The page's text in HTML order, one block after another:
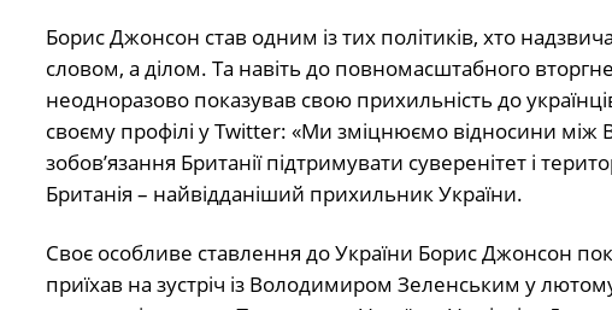
Борис Джонсон став одним із тих політиків, хто
словом, а ділом. Та навіть до повномасштабного
неодноразово показував свою прихильність до
своєму профілі у Twitter: «Ми зміцнюємо відносини
зобов’язання Британії підтримувати суверенітет і
Британія – найвідданіший прихильник України.
Своє особливе ставлення до України Борис Джонсон
приїхав на зустріч із Володимиром Зеленським у